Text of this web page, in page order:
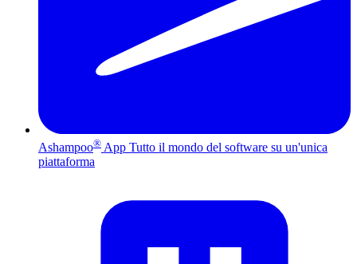
Ashampoo® App Tutto il mondo del software su un'unica
piattaforma